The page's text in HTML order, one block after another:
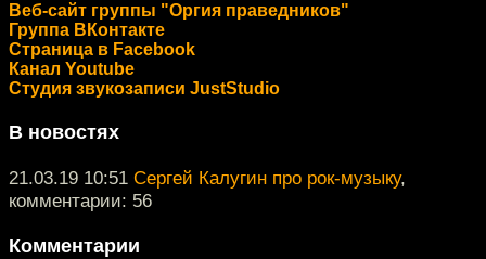
Веб-сайт группы "Оргия праведников"
Группа ВКонтакте
Страница в Facebook
Канал Youtube
Студия звукозаписи JustStudio
В новостях
21.03.19 10:51 Сергей Калугин про рок-музыку,
комментарии: 56
Комментарии